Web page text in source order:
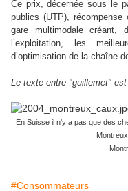
Ce prix, décernée sous le
publics (UTP), récompense
gare multimodale
l’exploitation, les
d’optimisation de la chaîne
Le texte entre "guillemet"
En Suisse il n'y a pas que des
#Consommateurs